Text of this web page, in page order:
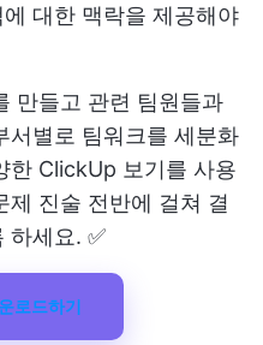
대한 맥락을 제공해야
만들고 관련 팀원들과
서별로 팀워크를 세분화
한 ClickUp 보기를 사용
진술 전반에 걸쳐 결
하세요. ✅
로드하기